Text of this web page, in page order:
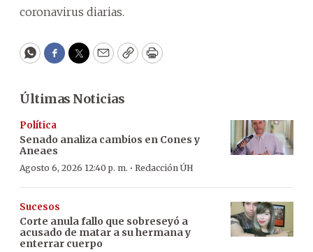
coronavirus diarias.
WhatsApp
Facebook
Twitter
EmailCopyPrint
Últimas Noticias
Política
Senado analiza cambios en Cones y
Aneaes
Agosto 6, 2026 12:40 p. m. · Redacción ÚH
Sucesos
Corte anula fallo que sobreseyó a
acusado de matar a su hermana y
enterrar cuerpo